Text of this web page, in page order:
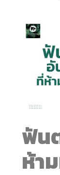
ฟัน
ห้า